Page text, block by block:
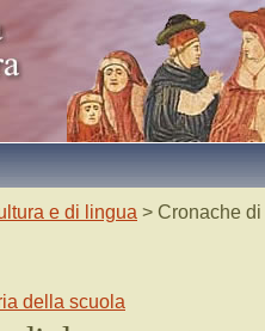
e di lingua > Cronache
della scuola